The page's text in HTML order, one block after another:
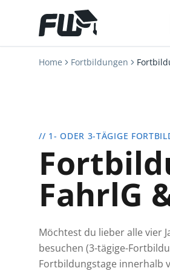
Home Fortbildungen
// 1- ODER 3-TÄGIGE
FahrlG
Möchtest du lieber alle vier
besuchen (3-tägige-
Fortbildungstage innerhalb
SEHR GUT
30.07.2026
Kundenbewertungen und Erfahrungen zu
FahrerWerk
14
ProvenExpert.com
153
anderen Quellen
Blick aufs ProvenExpert-Profil werfen
J.
Abwechslungsreiche, kompetente Dozenten,
Mein Kurs war in Recklinghausen. Der
Standort nah am HBF gelegen i...